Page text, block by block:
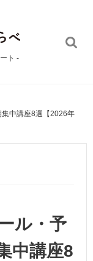
ト -

中講座8選【2026年
ル・予
中講座8